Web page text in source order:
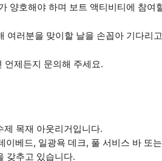
양호해야 하며 보트 액티비티에 참여
여러분을 맞이할 날을 손꼽아 기다리
언제든지 문의해 주세요.
목재 아웃리거입니다.
베드, 일광욕 데크, 풀 서비스 바 또
갖추고 있습니다.